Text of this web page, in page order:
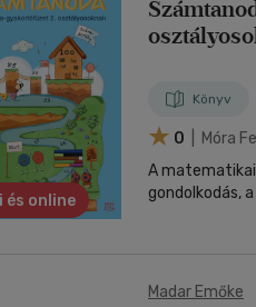
és online
Könyv
0
| Móra
A matematikai
gondolkodás,
Madar Emőke